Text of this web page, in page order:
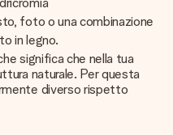
foto o una combinazione
in legno.
significa che nella tua
naturale. Per questa
diverso rispetto